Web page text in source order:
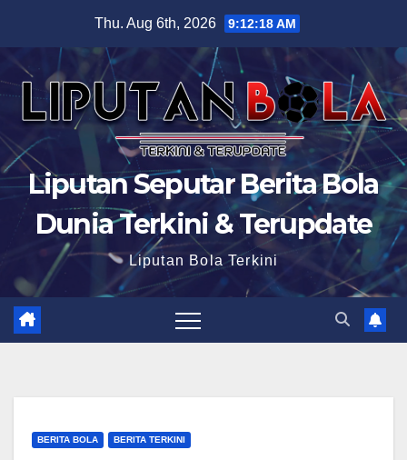
content
Thu. Aug 6th, 2026 9:12:19 AM
Liputan Seputar Berita Bola
Dunia Terkini & Terupdate
Liputan Bola Terkini
BERITA BOLA BERITA TERKINI